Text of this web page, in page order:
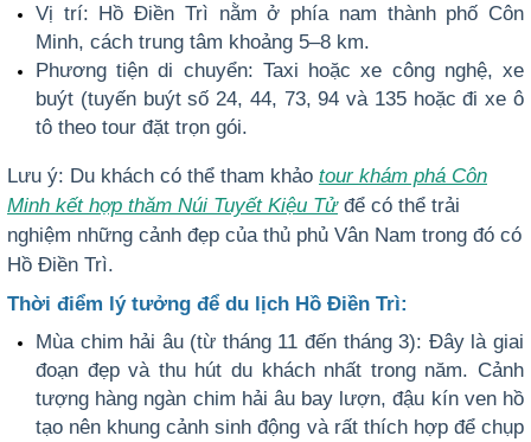
Vị trí: Hồ Điền Trì nằm ở phía nam thành phố Côn
Minh, cách trung tâm khoảng 5–8 km.
Phương tiện di chuyển: Taxi hoặc xe công nghệ, xe
buýt (tuyến buýt số 24, 44, 73, 94 và 135 hoặc đi xe ô
tô theo tour đặt trọn gói.
Lưu ý: Du khách có thể tham khảo tour khám phá Côn
Minh kết hợp thăm Núi Tuyết Kiệu Tửđể có thể trải
nghiệm những cảnh đẹp của thủ phủ Vân Nam trong đó có
Hồ Điền Trì.
Thời điểm lý tưởng để du lịch Hồ Điền Trì:
Mùa chim hải âu (từ tháng 11 đến tháng 3): Đây là giai
đoạn đẹp và thu hút du khách nhất trong năm. Cảnh
tượng hàng ngàn chim hải âu bay lượn, đậu kín ven hồ
tạo nên khung cảnh sinh động và rất thích hợp để chụp